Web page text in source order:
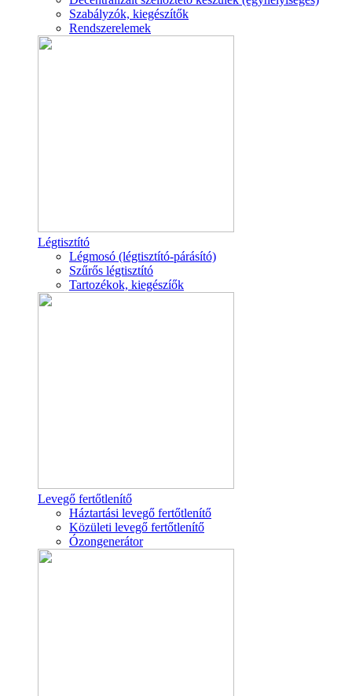
Szabályzók, kiegészítők
Rendszerelemek
Légtisztító
Légmosó (légtisztító-párásító)
Szűrős légtisztító
Tartozékok, kiegészíők
Levegő fertőtlenítő
Háztartási levegő fertőtlenítő
Közületi levegő fertőtlenítő
Ózongenerátor